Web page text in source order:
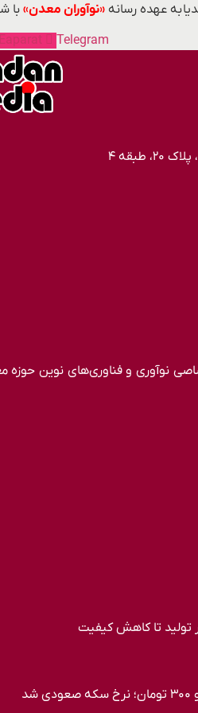
به عهده رسانه «نوآوران معدن»با شناسه مجوز
Eaparat Telegram
۴
نوآوری و فناوری‌های نوین
تولید تا کاهش کیفیت